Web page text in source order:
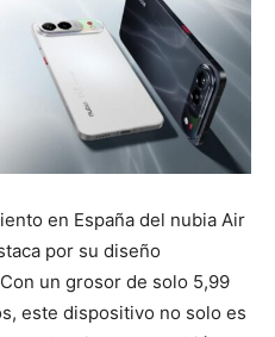
en España del nubia Air
por su diseño
un grosor de solo 5,99
este dispositivo no solo es